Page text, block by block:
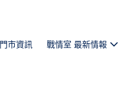
門市資訊 戰情室 最新情報